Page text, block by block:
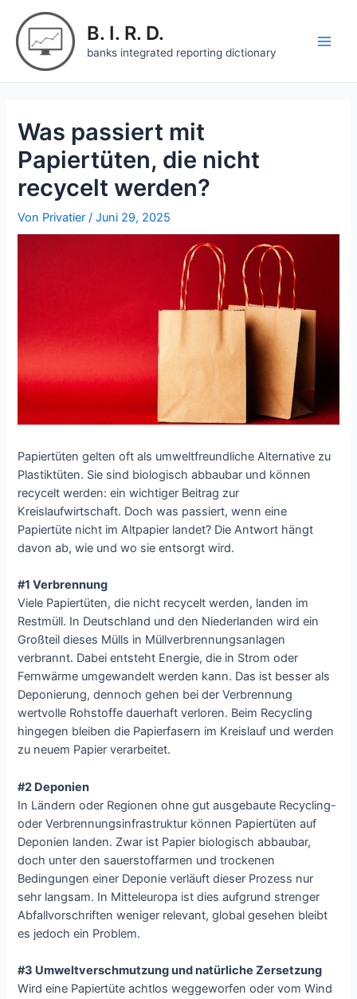
Inhalt
springen
B. I. R. D.
banks integrated reporting dictionary
Was passiert mit
Papiertüten, die nicht
recycelt werden?
Von Privatier/Juni 29, 2025
Papiertüten gelten oft als umweltfreundliche Alternative zu
Plastiktüten. Sie sind biologisch abbaubar und können
recycelt werden: ein wichtiger Beitrag zur
Kreislaufwirtschaft. Doch was passiert, wenn eine
Papiertüte nicht im Altpapier landet? Die Antwort hängt
davon ab, wie und wo sie entsorgt wird.
#1 Verbrennung
Viele Papiertüten, die nicht recycelt werden, landen im
Restmüll. In Deutschland und den Niederlanden wird ein
Großteil dieses Mülls in Müllverbrennungsanlagen
verbrannt. Dabei entsteht Energie, die in Strom oder
Fernwärme umgewandelt werden kann. Das ist besser als
Deponierung, dennoch gehen bei der Verbrennung
wertvolle Rohstoffe dauerhaft verloren. Beim Recycling
hingegen bleiben die Papierfasern im Kreislauf und werden
zu neuem Papier verarbeitet.
#2 Deponien
In Ländern oder Regionen ohne gut ausgebaute Recycling-
oder Verbrennungsinfrastruktur können Papiertüten auf
Deponien landen. Zwar ist Papier biologisch abbaubar,
doch unter den sauerstoffarmen und trockenen
Bedingungen einer Deponie verläuft dieser Prozess nur
sehr langsam. In Mitteleuropa ist dies aufgrund strenger
Abfallvorschriften weniger relevant, global gesehen bleibt
es jedoch ein Problem.
#3 Umweltverschmutzung und natürliche Zersetzung
Wird eine Papiertüte achtlos weggeworfen oder vom Wind